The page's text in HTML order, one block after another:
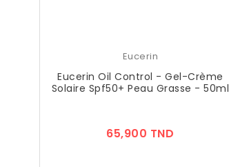
Eucerin
Eucerin Oil Control - Gel-Crème
Solaire Spf50+ Peau Grasse - 50ml
65,900 TND